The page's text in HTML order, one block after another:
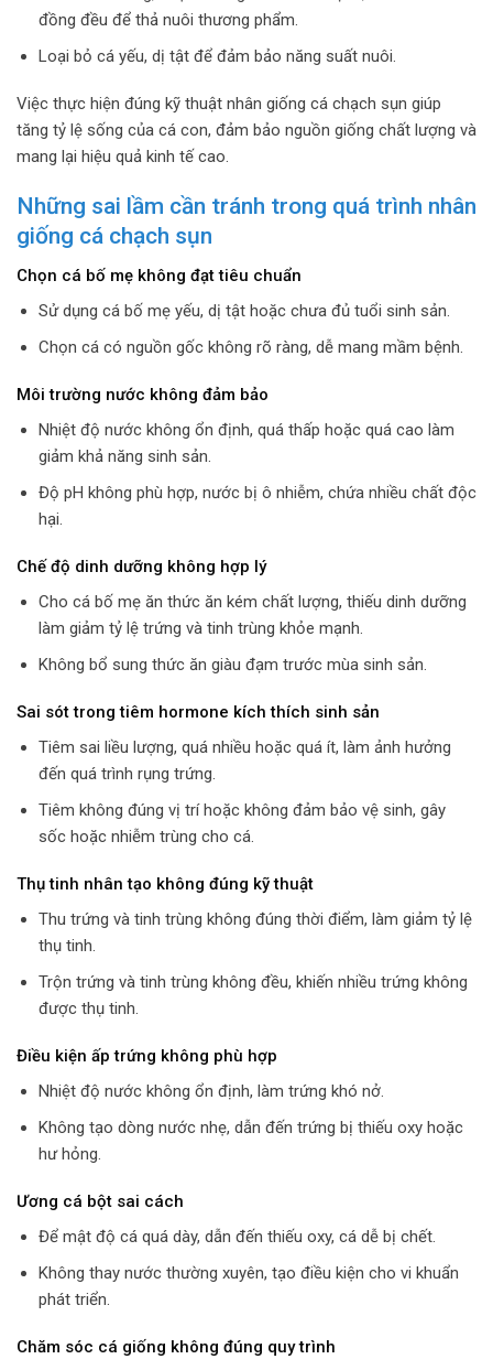
đồng đều để thả nuôi thương phẩm.
Loại bỏ cá yếu, dị tật để đảm bảo năng suất nuôi.
Việc thực hiện đúng kỹ thuật nhân giống cá chạch sụn giúp
tăng tỷ lệ sống của cá con, đảm bảo nguồn giống chất lượng và
mang lại hiệu quả kinh tế cao.
Những sai lầm cần tránh trong quá trình nhân
giống cá chạch sụn
Chọn cá bố mẹ không đạt tiêu chuẩn
Sử dụng cá bố mẹ yếu, dị tật hoặc chưa đủ tuổi sinh sản.
Chọn cá có nguồn gốc không rõ ràng, dễ mang mầm bệnh.
Môi trường nước không đảm bảo
Nhiệt độ nước không ổn định, quá thấp hoặc quá cao làm
giảm khả năng sinh sản.
Độ pH không phù hợp, nước bị ô nhiễm, chứa nhiều chất độc
hại.
Chế độ dinh dưỡng không hợp lý
Cho cá bố mẹ ăn thức ăn kém chất lượng, thiếu dinh dưỡng
làm giảm tỷ lệ trứng và tinh trùng khỏe mạnh.
Không bổ sung thức ăn giàu đạm trước mùa sinh sản.
Sai sót trong tiêm hormone kích thích sinh sản
Tiêm sai liều lượng, quá nhiều hoặc quá ít, làm ảnh hưởng
đến quá trình rụng trứng.
Tiêm không đúng vị trí hoặc không đảm bảo vệ sinh, gây
sốc hoặc nhiễm trùng cho cá.
Thụ tinh nhân tạo không đúng kỹ thuật
Thu trứng và tinh trùng không đúng thời điểm, làm giảm tỷ lệ
thụ tinh.
Trộn trứng và tinh trùng không đều, khiến nhiều trứng không
được thụ tinh.
Điều kiện ấp trứng không phù hợp
Nhiệt độ nước không ổn định, làm trứng khó nở.
Không tạo dòng nước nhẹ, dẫn đến trứng bị thiếu oxy hoặc
hư hỏng.
Ương cá bột sai cách
Để mật độ cá quá dày, dẫn đến thiếu oxy, cá dễ bị chết.
Không thay nước thường xuyên, tạo điều kiện cho vi khuẩn
phát triển.
Chăm sóc cá giống không đúng quy trình